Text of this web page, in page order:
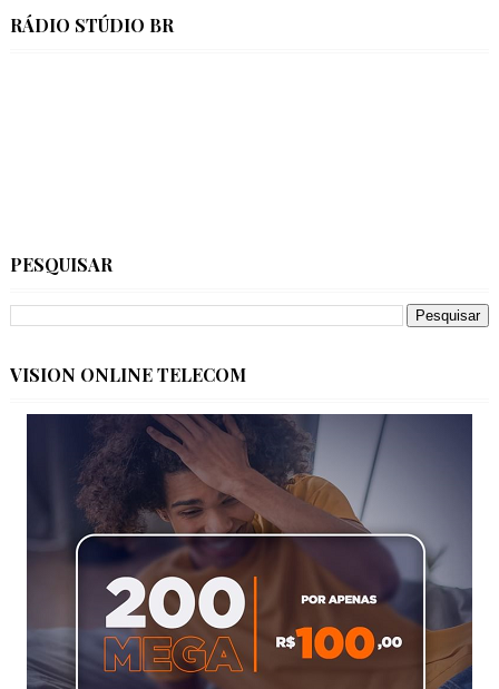
RÁDIO STÚDIO BR
PESQUISAR
VISION ONLINE TELECOM